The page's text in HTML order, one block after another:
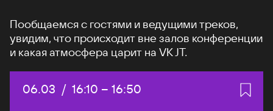
Пообщаемся с гостями и ведущими треков,
увидим, что происходит вне залов конференции
и какая атмосфера царит на VK JT.
Дата:
06.03 / Начало:
16:10 – Конец:
16:50